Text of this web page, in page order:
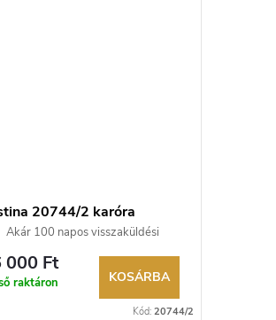
20744/2 karóra
Akár 100 napos visszaküldési
Hivatalos márkakereskedő.
000 Ft
raktáron KOSÁRBA
Kód: 20744/2